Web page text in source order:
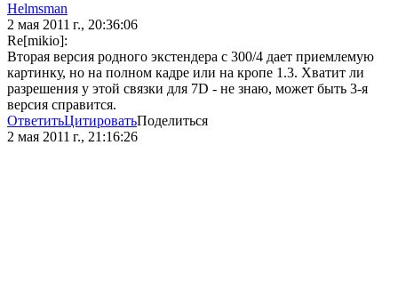
Helmsman
2 мая 2011 г., 20:36:06
Re[mikio]:
Вторая версия родного экстендера с 300/4 дает приемлемую
картинку, но на полном кадре или на кропе 1.3. Хватит ли
разрешения у этой связки для 7D - не знаю, может быть 3-я
версия справится.
ОтветитьЦитироватьПоделиться
2 мая 2011 г., 21:16:26